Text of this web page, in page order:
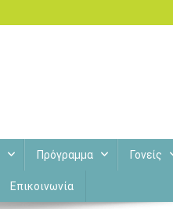
Πρόγραμμα Γονείς
Επικοινωνία